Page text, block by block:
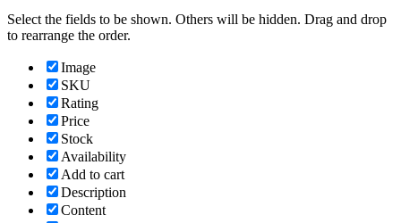
Select the fields to be shown. Others will be hidden. Drag and drop
to rearrange the order.
Image
SKU
Rating
Price
Stock
Availability
Add to cart
Description
Content